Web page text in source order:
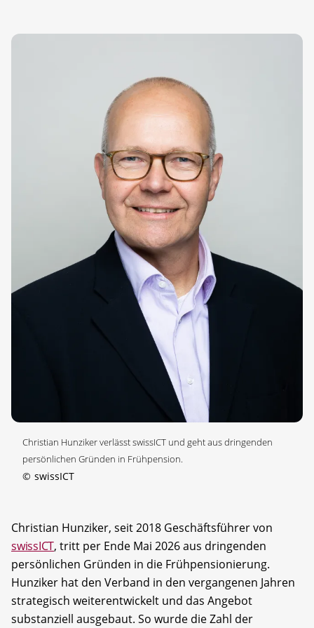
Christian Hunziker verlässt swissICT und geht aus dringenden
persönlichen Gründen in Frühpension.
© swissICT
Christian Hunziker, seit 2018 Geschäftsführer von
swissICT, tritt per Ende Mai 2026 aus dringenden
persönlichen Gründen in die Frühpensionierung.
Hunziker hat den Verband in den vergangenen Jahren
strategisch weiterentwickelt und das Angebot
substanziell ausgebaut. So wurde die Zahl der